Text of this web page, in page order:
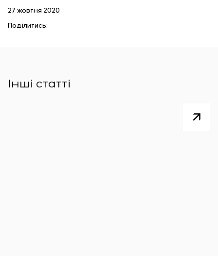
27 жовтня 2020
Поділитись:
Інші статті